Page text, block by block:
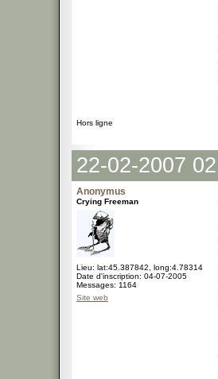
Hors ligne
22-02-2007
Anonymus
Crying Freeman
Lieu: lat:45.387842, long:4.78314
Date d'inscription: 04-07-2005
Messages: 1164
Site web